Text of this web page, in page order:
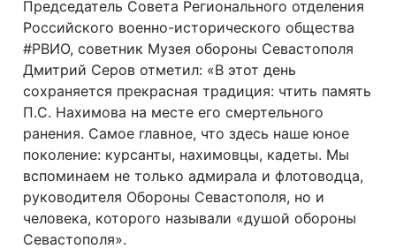
Председатель Совета Регионального отделения
Российского военно-исторического общества
#РВИО, советник Музея обороны Севастополя
Дмитрий Серов отметил: «В этот день
сохраняется прекрасная традиция: чтить память
П.С. Нахимова на месте его смертельного
ранения. Самое главное, что здесь наше юное
поколение: курсанты, нахимовцы, кадеты. Мы
вспоминаем не только адмирала и флотоводца,
руководителя Обороны Севастополя, но и
человека, которого называли «душой обороны
Севастополя».